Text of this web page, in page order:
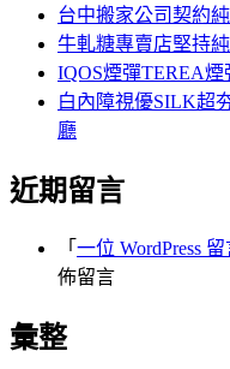
台中搬家公司契約
牛軋糖專賣店堅持
IQOS煙彈TEREA
白內障視優SILK超
廳
近期留言
「 一位 WordPress
佈留言
彙整